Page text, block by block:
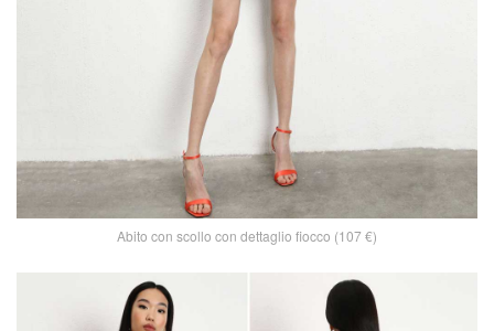
Abito con scollo con dettaglio fiocco (107 €)